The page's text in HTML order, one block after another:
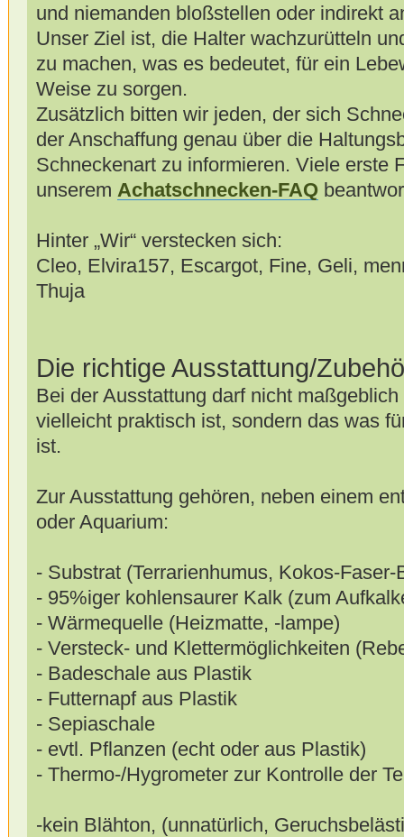
und niemanden bloßstellen oder indirekt
Unser Ziel ist, die Halter wachzurütteln
zu machen, was es bedeutet, für ein
Weise zu sorgen.
Zusätzlich bitten wir jeden, der sich
der Anschaffung genau über die
Schneckenart zu informieren. Viele erste
unserem Achatschnecken-FAQ
Hinter „Wir“ verstecken sich:
Cleo, Elvira157, Escargot, Fine, Geli,
Thuja
Die richtige Ausstattung/
Bei der Ausstattung darf nicht
vielleicht praktisch ist, sondern das was
ist.
Zur Ausstattung gehören, neben einem
oder Aquarium:
- Substrat (Terrarienhumus, Kokos-
- 95%iger kohlensaurer Kalk (zum
- Wärmequelle (Heizmatte, -lampe)
- Versteck- und Klettermöglichkeiten
- Badeschale aus Plastik
- Futternapf aus Plastik
- Sepiaschale
- evtl. Pflanzen (echt oder aus Plastik)
- Thermo-/Hygrometer zur Kontrolle der
-kein Blähton, (unnatürlich,